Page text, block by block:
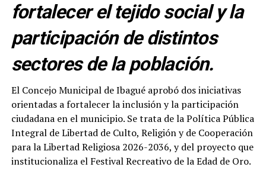
fortalecer el tejido social y la
participación de distintos
sectores de la población.
El Concejo Municipal de Ibagué aprobó dos iniciativas
orientadas a fortalecer la inclusión y la participación
ciudadana en el municipio. Se trata de la Política Pública
Integral de Libertad de Culto, Religión y de Cooperación
para la Libertad Religiosa 2026-2036, y del proyecto que
institucionaliza el Festival Recreativo de la Edad de Oro.